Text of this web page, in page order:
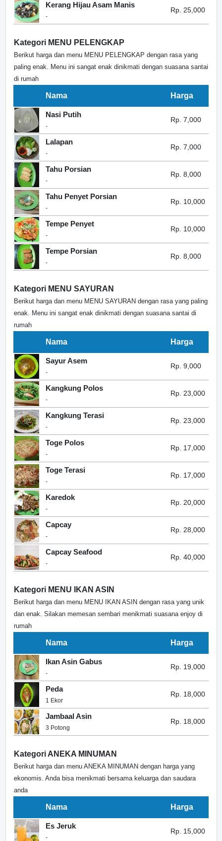
Kerang Hijau Asam Manis
-
Rp. 25,000
Kategori MENU PELENGKAP
Berikut harga dan menu MENU PELENGKAP dengan rasa yang
paling enak. Menu ini sangat enak dinikmati dengan suasana santai
di rumah
Nama Harga
Nasi Putih
-
Rp. 7,000
Lalapan
-
Rp. 7,000
Tahu Porsian
-
Rp. 8,000
Tahu Penyet Porsian
-
Rp. 10,000
Tempe Penyet
-
Rp. 10,000
Tempe Porsian
-
Rp. 8,000
Kategori MENU SAYURAN
Berikut harga dan menu MENU SAYURAN dengan rasa yang paling
enak. Menu ini sangat enak dinikmati dengan suasana santai di
rumah
Nama Harga
Sayur Asem
-
Rp. 9,000
Kangkung Polos
-
Rp. 23,000
Kangkung Terasi
-
Rp. 23,000
Toge Polos
-
Rp. 17,000
Toge Terasi
-
Rp. 17,000
Karedok
-
Rp. 20,000
Capcay
-
Rp. 28,000
Capcay Seafood
-
Rp. 40,000
Kategori MENU IKAN ASIN
Berikut harga dan menu MENU IKAN ASIN dengan rasa yang unik
dan enak. Silakan memesan sembari menikmati suasana enjoy di
rumah
Nama Harga
Ikan Asin Gabus
-
Rp. 19,000
Peda
1 Ekor
Rp. 18,000
Jambaal Asin
3 Potong
Rp. 18,000
Kategori ANEKA MINUMAN
Berikut harga dan menu ANEKA MINUMAN dengan harga yang
ekonomis. Anda bisa menikmati bersama keluarga dan saudara
anda
Nama Harga
Es Jeruk
-
Rp. 15,000